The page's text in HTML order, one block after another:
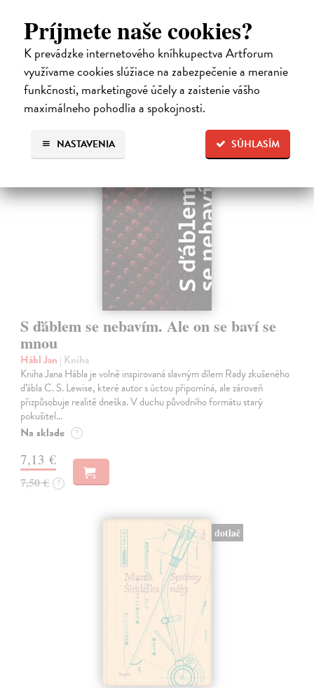
Príjmete naše cookies?
K prevádzke internetového kníhkupectva Artforum
využívame cookies slúžiace na zabezpečenie a meranie
funkčnosti, marketingové účely a zaistenie vášho
maximálneho pohodlia a spokojnosti.
SÚHLASÍM
NASTAVENIA
Kareninové. Vydávání Kunderových románů v českém jazyce se
uzavírá.
Na sklade ?
14,73 €
15,50 € ?
na sklade
S ďáblem se nebavím. Ale on se baví se
mnou
Hábl Jan | Kniha
Kniha Jana Hábla je volně inspirovaná slavným dílem Rady zkušeného
ďábla C. S. Lewise, které autor s úctou připomíná, ale zároveň
přizpůsobuje realitě dneška. V duchu původního formátu starý
pokušitel…
Na sklade ?
7,13 €
7,50 € ?
dotlač